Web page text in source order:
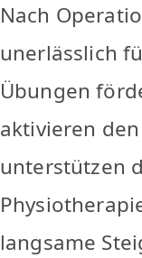
Nach
unerlässlich
Übungen
aktivieren
unterstützen
langsame